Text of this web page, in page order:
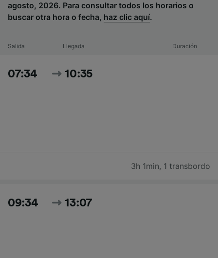
agosto, 2026. Para consultar todos los horarios o
buscar otra hora o fecha, haz clic aquí.
Salida Llegada Duración
07:34 10:35
3h 1min, 1 transbordo
09:34 13:07